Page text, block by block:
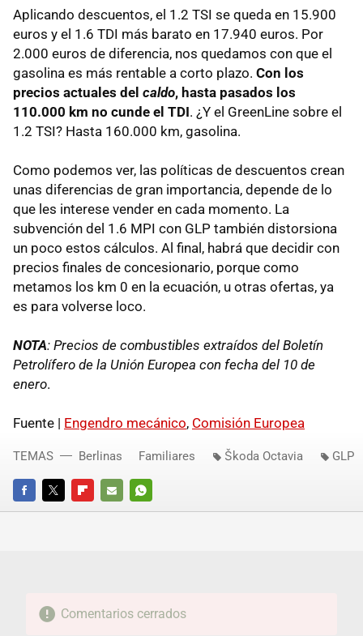
Aplicando descuentos, el 1.2 TSI se queda en 15.900
euros y el 1.6 TDI más barato en 17.940 euros. Por
2.000 euros de diferencia, nos quedamos con que el
gasolina es más rentable a corto plazo. Con los
precios actuales del caldo, hasta pasados los
110.000 km no cunde el TDI. ¿Y el GreenLine sobre el
1.2 TSI? Hasta 160.000 km, gasolina.
Como podemos ver, las políticas de descuentos crean
unas diferencias de gran importancia, depende de lo
que les interese vender en cada momento. La
subvención del 1.6 MPI con GLP también distorsiona
un poco estos cálculos. Al final, habrá que decidir con
precios finales de concesionario, porque como
metamos los km 0 en la ecuación, u otras ofertas, ya
es para volverse loco.
NOTA: Precios de combustibles extraídos del Boletín
Petrolífero de la Unión Europea con fecha del 10 de
enero.
Fuente | Engendro mecánico, Comisión Europea
FACEBOOKTWITTERFLIPBOARD
E-
WHATSAPP
TEMAS Berlinas Familiares Škoda Octavia GLP
Comentarios cerrados